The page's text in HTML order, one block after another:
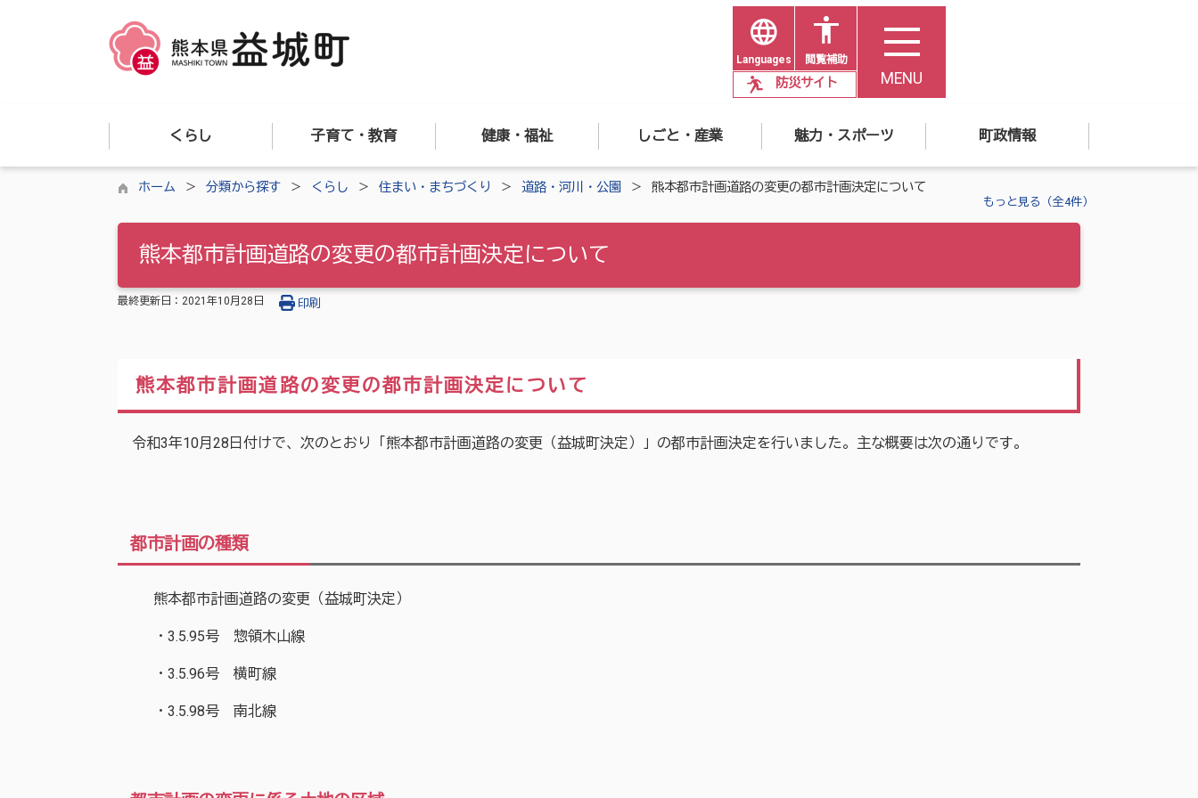
Languages 閲覧補助
防災サイト MENU
くらし 子育て・教育 健康・福祉 しごと・産業 魅力・スポーツ 町政情報
ホーム 分類から探す くらし 住まい・まちづくり 道路・河川・公園 熊本都市計画道路の変更の都市計画決定について
もっと見る（全4件）
熊本都市計画道路の変更の都市計画決定について
最終更新日： 2021年10月28日 印刷
熊本都市計画道路の変更の都市計画決定について
令和3年10月28日付けで、次のとおり「熊本都市計画道路の変更（益城町決定）」の都市計画決定を行いました。主な概要は次の通りです。
都市計画の種類
熊本都市計画道路の変更（益城町決定）
・3.5.95号 惣領木山線
・3.5.96号 横町線
・3.5.98号 南北線